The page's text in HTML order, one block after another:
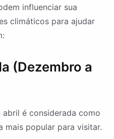
influenciar sua
climáticos para ajudar
(Dezembro a
é considerada como
mais popular para visitar.